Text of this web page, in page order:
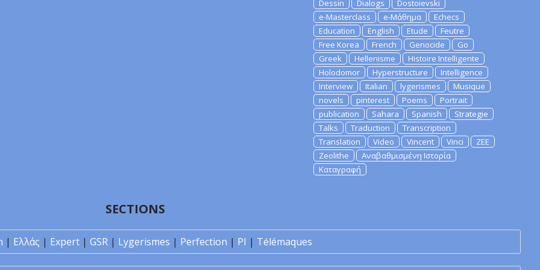
Dessin
Dialogs
Dostoievski
e-Masterclass
e-Μάθημα
Echecs
Education
English Etude
Feutre
Free Korea
French Genocide
Go
Greek
Hellenisme
Histoire Intelligente
Holodomor
Hyperstructure
Intelligence
Interview
Italian lygerismes
Musique
novels
pinterest Poems
Portrait
publication
Sahara Spanish
Strategie
Talks
Traduction
Transcription
Translation
Video Vincent Vinci
ZEE
Zeolithe
Αναβαθμισμένη Ιστορία
Καταγραφή
SECTIONS
| Ελλάς | Expert | GSR | Lygerismes | Perfection | PI | Télémaques